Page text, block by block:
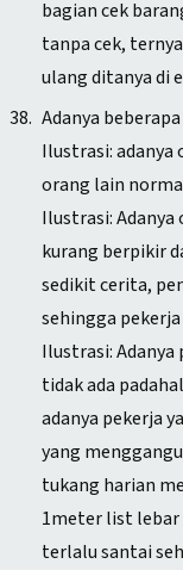
bagian cek
tanpa cek,
ulang ditanya di
Adanya
Ilustrasi: adanya
orang lain
Ilustrasi:
kurang berpikir
sedikit cerita,
sehingga
Ilustrasi:
tidak ada
adanya pekerja
yang
tukang harian
1meter list lebar
terlalu santai